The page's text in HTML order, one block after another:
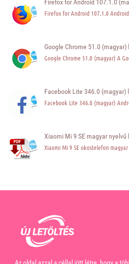
Firefox for Android 107.1.0
Firefox for Android 107.1.0
Google Chrome 51.0 (magyar)
Google Chrome 51.0 (magyar) A
Facebook Lite 346.0 (magyar)
Facebook Lite 346.0 (magyar)
Xiaomi Mi 9 SE magyar
Xiaomi Mi 9 SE okostelefon
Az oldal azzal a céllal jött létre, hogy a